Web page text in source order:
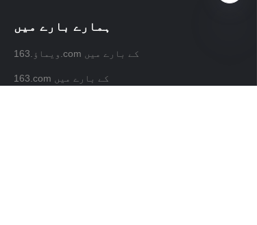
ہمارے بارے میں
ویماؤ.163.com کے بارے میں
163.com کے بارے میں
UR